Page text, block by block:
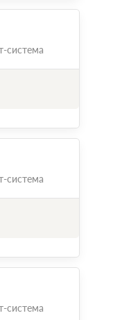
система
система
система